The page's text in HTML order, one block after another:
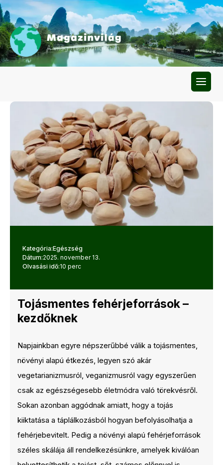
Kategória:Egészség
Dátum:2025. november 13.
Olvasási idő:10 perc
Tojásmentes fehérjeforrások –
kezdőknek
Napjainkban egyre népszerűbbé válik a tojásmentes,
növényi alapú étkezés, legyen szó akár
vegetarianizmusról, veganizmusról vagy egyszerűen
csak az egészségesebb életmódra való törekvésről.
Sokan azonban aggódnak amiatt, hogy a tojás
kiiktatása a táplálkozásból hogyan befolyásolhatja a
fehérjebevitelt. Pedig a növényi alapú fehérjeforrások
széles skálája áll rendelkezésünkre, amelyek kiválóan